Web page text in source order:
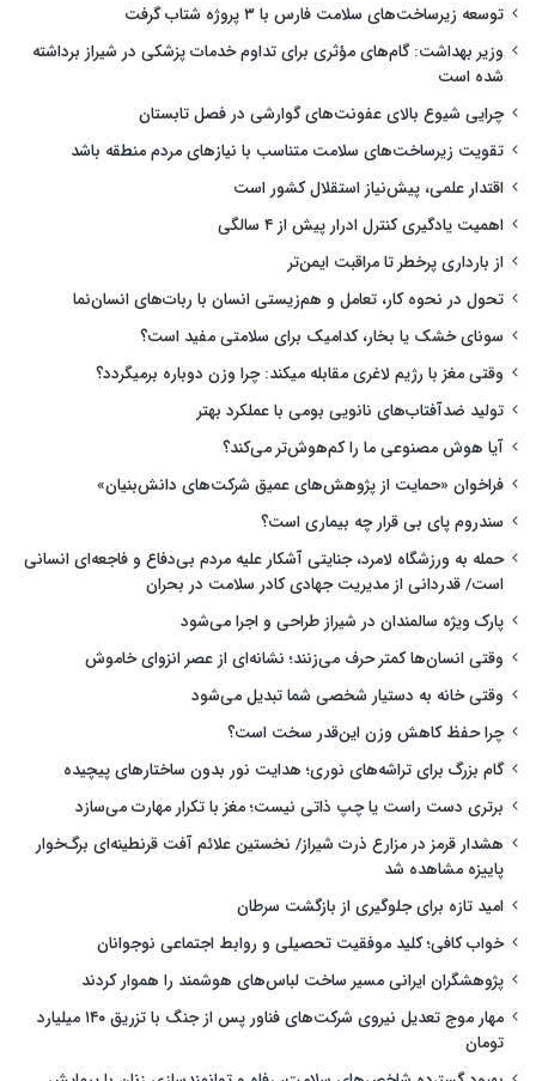
توسعه زیرساخت‌های سلامت فارس با ۳ پروژه شتاب گرفت
وزیر بهداشت: گام‌های مؤثری برای تداوم خدمات پزشکی در شیراز برداشته
شده است
چرایی شیوع بالای عفونت‌های گوارشی در فصل تابستان
تقویت زیرساخت‌های سلامت متناسب با نیازهای مردم منطقه باشد
اقتدار علمی، پیش‌نیاز استقلال کشور است
اهمیت یادگیری کنترل ادرار پیش از ۴ سالگی
از بارداری پرخطر تا مراقبت ایمن‌تر
تحول در نحوه کار، تعامل و هم‌زیستی انسان با ربات‌های انسان‌نما
سونای خشک یا بخار، کدامیک برای سلامتی مفید است؟
وقتی مغز با رژیم لاغری مقابله میکند: چرا وزن دوباره برمیگردد؟
تولید ضدآفتاب‌های نانویی بومی با عملکرد بهتر
آیا هوش مصنوعی ما را کم‌هوش‌تر می‌کند؟
فراخوان «حمایت از پژوهش‌های عمیق شرکت‌های دانش‌بنیان»
سندروم پای بی قرار چه بیماری است؟
حمله به ورزشگاه لامرد، جنایتی آشکار علیه مردم بی‌دفاع و فاجعه‌ای انسانی
است/ قدردانی از مدیریت جهادی کادر سلامت در بحران
پارک ویژه سالمندان در شیراز طراحی و اجرا می‌شود
وقتی انسان‌ها کمتر حرف می‌زنند؛ نشانه‌ای از عصر انزوای خاموش
وقتی خانه به دستیار شخصی شما تبدیل می‌شود
چرا حفظ کاهش وزن این‌قدر سخت است؟
گام بزرگ برای تراشه‌های نوری؛ هدایت نور بدون ساختارهای پیچیده
برتری دست راست یا چپ ذاتی نیست؛ مغز با تکرار مهارت می‌سازد
هشدار قرمز در مزارع ذرت شیراز/ نخستین علائم آفت قرنطینه‌ای برگ‌خوار
پاییزه مشاهده شد
امید تازه برای جلوگیری از بازگشت سرطان
خواب کافی؛ کلید موفقیت تحصیلی و روابط اجتماعی نوجوانان
پژوهشگران ایرانی مسیر ساخت لباس‌های هوشمند را هموار کردند
مهار موج تعدیل نیروی شرکت‌های فناور پس از جنگ با تزریق ۱۴۰ میلیارد
تومان